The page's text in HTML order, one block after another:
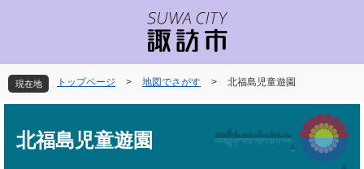
先
頭
を
飛
現在地 トップページ > 地図でさがす > 北福島児童遊園
北福島児童遊園